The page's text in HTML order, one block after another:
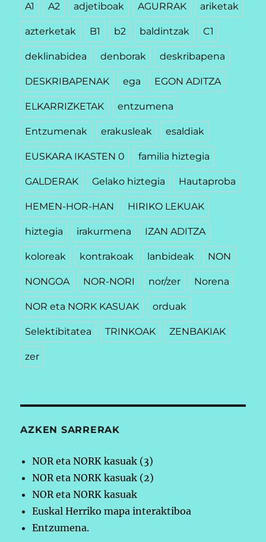
A1 A2 adjetiboak AGURRAK ariketak
azterketak B1 b2 baldintzak C1
deklinabidea denborak deskribapena
DESKRIBAPENAK ega EGON ADITZA
ELKARRIZKETAK entzumena
Entzumenak erakusleak esaldiak
EUSKARA IKASTEN 0 familia hiztegia
GALDERAK Gelako hiztegia Hautaproba
HEMEN-HOR-HAN HIRIKO LEKUAK
hiztegia irakurmena IZAN ADITZA
koloreak kontrakoak lanbideak NON
NONGOA NOR-NORI nor/zer Norena
NOR eta NORK KASUAK orduak
Selektibitatea TRINKOAK ZENBAKIAK
zer
AZKEN SARRERAK
NOR eta NORK kasuak (3)
NOR eta NORK kasuak (2)
NOR eta NORK kasuak
Euskal Herriko mapa interaktiboa
Entzumena.